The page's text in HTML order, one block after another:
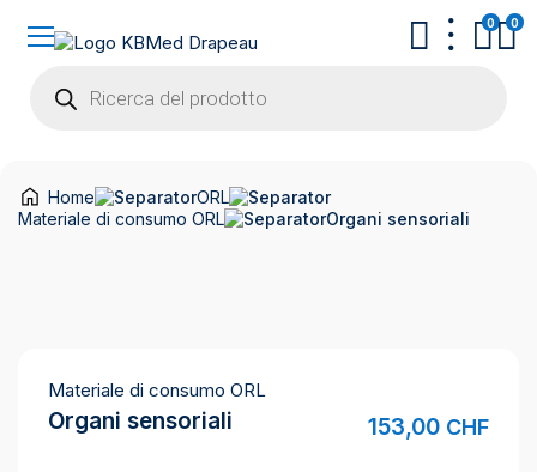
search
0 0
Home
ORL
Materiale di consumo ORL
Organi sensoriali
Materiale di consumo ORL
Organi sensoriali 153,00 CHF